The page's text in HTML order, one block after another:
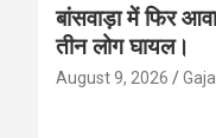
बांसवाड़ा में फिर
तीन लोग घायल।
August 9, 2026